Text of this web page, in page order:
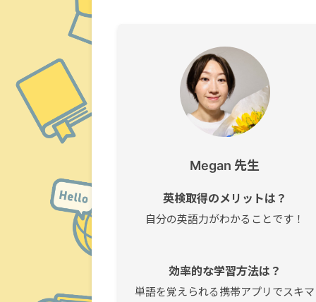
Megan 先生
英検取得のメリットは？
自分の英語力がわかることです！
効率的な学習方法は？
単語を覚えられる携帯アプリでスキマ